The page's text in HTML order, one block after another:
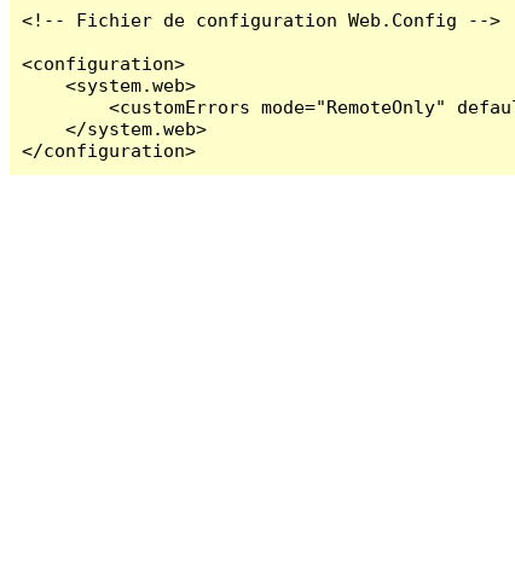
<!-- Fichier de configuration Web.Config -->
<configuration>
    <system.web>
<customErrors mode="RemoteOnly"
    </system.web>
</configuration>